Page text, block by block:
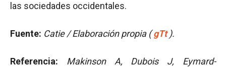
las sociedades occidentales.
Fuente: Catie / Elaboración propia ( gTt ).
Referencia:
Makinson A, Dubois J, Eymard-